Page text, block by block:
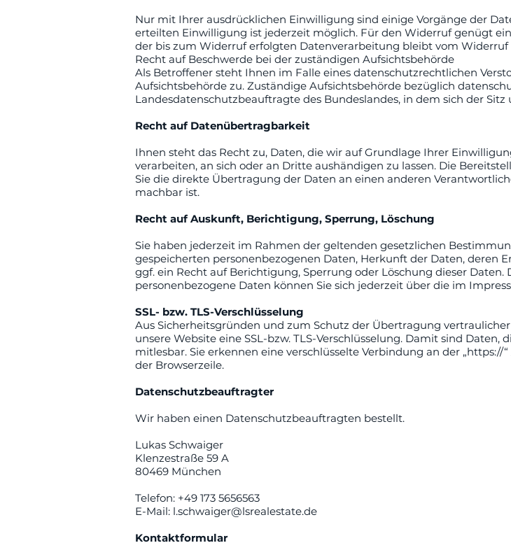
Nur mit Ihrer ausdrücklichen Einwilligung sind einige Vorgänge der
erteilten Einwilligung ist jederzeit möglich. Für den Widerruf genügt
der bis zum Widerruf erfolgten Datenverarbeitung bleibt vom
Recht auf Beschwerde bei der zuständigen Aufsichtsbehörde
Als Betroffener steht Ihnen im Falle eines datenschutzrechtlichen
Aufsichtsbehörde zu. Zuständige Aufsichtsbehörde bezüglich
Landesdatenschutzbeauftragte des Bundeslandes, in dem sich der
Recht auf Datenübertragbarkeit
Ihnen steht das Recht zu, Daten, die wir auf Grundlage Ihrer
verarbeiten, an sich oder an Dritte aushändigen zu lassen. Die
Sie die direkte Übertragung der Daten an einen anderen
machbar ist.
Recht auf Auskunft, Berichtigung, Sperrung, Löschung
Sie haben jederzeit im Rahmen der geltenden gesetzlichen
gespeicherten personenbezogenen Daten, Herkunft der Daten, deren
ggf. ein Recht auf Berichtigung, Sperrung oder Löschung dieser
personenbezogene Daten können Sie sich jederzeit über die im
SSL- bzw. TLS-Verschlüsselung
Aus Sicherheitsgründen und zum Schutz der Übertragung
unsere Website eine SSL-bzw. TLS-Verschlüsselung. Damit sind
mitlesbar. Sie erkennen eine verschlüsselte Verbindung an der „https://
der Browserzeile.
Datenschutzbeauftragter
Wir haben einen Datenschutzbeauftragten bestellt.
Lukas Schwaiger
Klenzestraße 59 A
80469 München
Telefon: +49 173 5656563
E-Mail: l.schwaiger@lsrealestate.de
Kontaktformular